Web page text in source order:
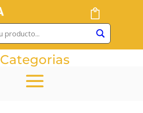
Categorias